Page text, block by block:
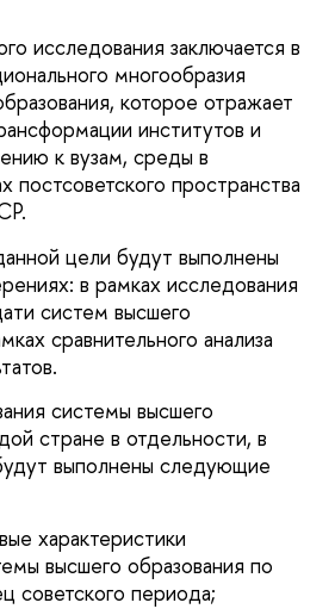
исследования заключается в
многообразия
которое отражает
институтов и
к вузам, среды в
постсоветского пространства
цели будут выполнены
в рамках исследования
систем высшего
сравнительного анализа
системы высшего
стране в отдельности, в
выполнены следующие
характеристики
высшего образования по
советского периода;